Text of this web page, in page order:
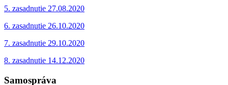
5. zasadnutie 27.08.2020
6. zasadnutie 26.10.2020
7. zasadnutie 29.10.2020
8. zasadnutie 14.12.2020
Samospráva